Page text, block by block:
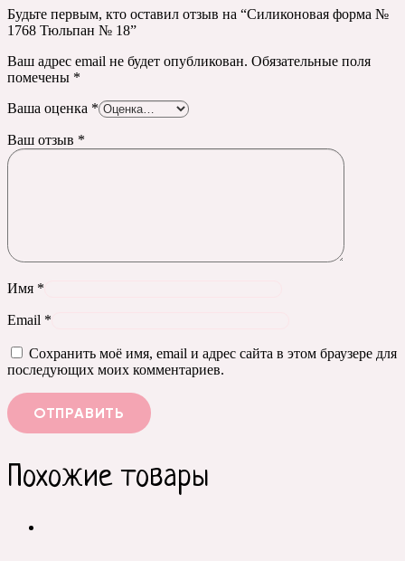
Будьте первым, кто оставил отзыв на “Силиконовая форма №
1768 Тюльпан № 18”
Ваш адрес email не будет опубликован. Обязательные поля
помечены *
Ваша оценка *
Ваш отзыв *
Имя *
Email *
Сохранить моё имя, email и адрес сайта в этом браузере для
последующих моих комментариев.
Похожие товары